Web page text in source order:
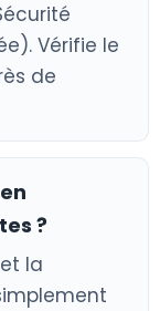
Vérifie le
de
?
la